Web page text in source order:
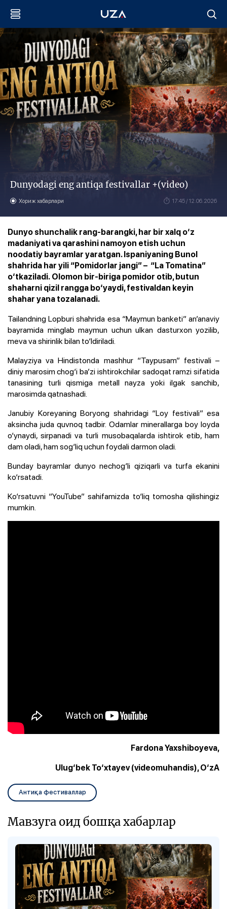
Dunyodagi eng antiqa festivallar +(video)
Хориж хабарлари 17:45 / 12.06.2026
Dunyo shunchalik rang-barangki, har bir xalq o‘z
madaniyati va qarashini namoyon etish uchun
noodatiy bayramlar yaratgan. Ispaniyaning Bunol
shahrida har yili “Pomidorlar jangi” – “La Tomatina”
o‘tkaziladi. Olomon bir-biriga pomidor otib, butun
shaharni qizil rangga bo‘yaydi, festivaldan keyin
shahar yana tozalanadi.
Tailandning Lopburi shahrida esa “Maymun banketi” an’anaviy
bayramida minglab maymun uchun ulkan dasturxon yozilib,
meva va shirinlik bilan to‘ldiriladi.
Malayziya va Hindistonda mashhur “Taypusam” festivali –
diniy marosim chog‘i ba’zi ishtirokchilar sadoqat ramzi sifatida
tanasining turli qismiga metall nayza yoki ilgak sanchib,
marosimda qatnashadi.
Janubiy Koreyaning Boryong shahridagi “Loy festivali” esa
aksincha juda quvnoq tadbir. Odamlar minerallarga boy loyda
o‘ynaydi, sirpanadi va turli musobaqalarda ishtirok etib, ham
dam oladi, ham sog‘liq uchun foydali darmon oladi.
Bunday bayramlar dunyo nechog‘li qiziqarli va turfa ekanini
ko‘rsatadi.
Ko‘rsatuvni “YouTube” sahifamizda to‘liq tomosha qilishingiz
mumkin.
Fardona Yaxshiboyeva,
Ulug‘bek To‘xtayev (videomuhandis), O‘zA
Антиқа фестиваллар
Мавзуга оид бошқа хабарлар